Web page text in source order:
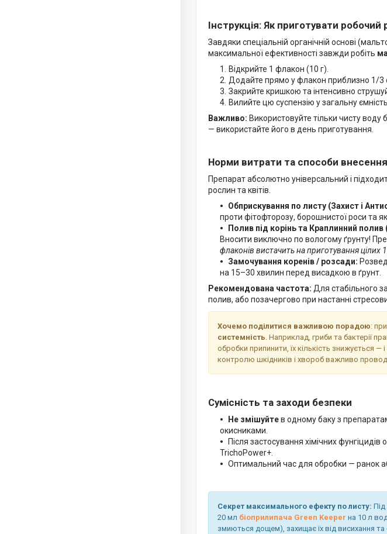
Інструкція: Як приготувати робочий
Завдяки спеціальній органічній основі
максимальної ефективності завжди робіть
Відкрийте 1 флакон (10 г).
Додайте прямо у флакон приблизно 1/3
Закрийте кришкою та інтенсивно
Вилийте цю суспензію у загальну
Важливо: Використовуйте тільки чисту
— використайте його в день приготування.
Норми витрати та способи внесення
Препарат абсолютно універсальний і
рослин та квітів.
Обприскування по листу (Захист і
проти фітофторозу, борошнистої роси та
Полив під корінь та Краплинний полив
Вносити виключно по вологому ґрунту!
флаконів вистачить на приготування цілих
Замочування коренів / розсади:
на 15–30 хвилин перед висадкою в ґрунт.
Рекомендована частота: Для стабільного
полив, або позачергово при настанні
Хочемо поділитися важливою порадою:
системність. Наприклад, гриби та бактерії
обробки припинити, їх кількість знижується
контролю шкідників і хвороб важливо
Сумісність та заходи безпеки
Не змішуйтев одному баку з
окисниками.
Після застосування хімічних
TrichoPower+.
Оптимальний час для обробки — ранок
Секрет максимального ефекту по листу:
20 мл біоприлипача Green Keeper на 10 л
змиються дощем), захищає їх від висихання